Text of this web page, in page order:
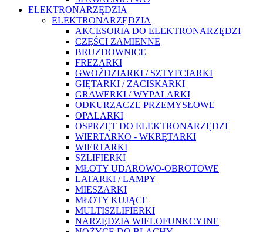
ELEKTRONARZĘDZIA
ELEKTRONARZĘDZIA
AKCESORIA DO ELEKTRONARZĘDZI
CZĘŚCI ZAMIENNE
BRUZDOWNICE
FREZARKI
GWOŹDZIARKI / SZTYFCIARKI
GIĘTARKI / ZACISKARKI
GRAWERKI / WYPALARKI
ODKURZACZE PRZEMYSŁOWE
OPALARKI
OSPRZĘT DO ELEKTRONARZĘDZI
WIERTARKO - WKRĘTARKI
WIERTARKI
SZLIFIERKI
MŁOTY UDAROWO-OBROTOWE
LATARKI / LAMPY
MIESZARKI
MŁOTY KUJĄCE
MULTISZLIFIERKI
NARZĘDZIA WIELOFUNKCYJNE